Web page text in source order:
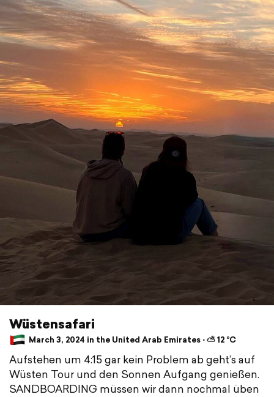
Wüstensafari
March 3, 2024 in the United Arab Emirates ⋅ ⛅ 12 °C
Aufstehen um 4:15 gar kein Problem ab geht’s auf
Wüsten Tour und den Sonnen Aufgang genießen.
SANDBOARDING müssen wir dann nochmal üben